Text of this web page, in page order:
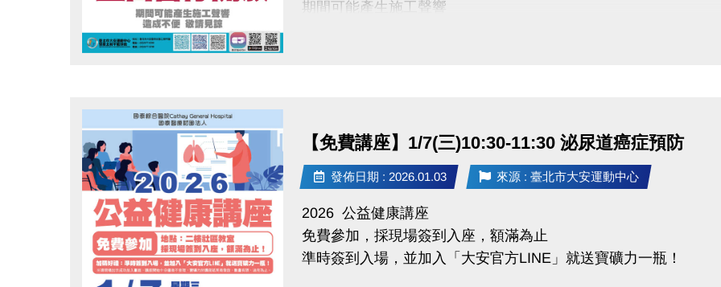
期間可能產生施工聲響
【免費講座】1/7(三)10:30-11:30 泌尿道癌症預防
發佈日期 : 2026.01.03 來源 : 臺北市大安運動中心
2026 公益健康講座
免費參加，採現場簽到入座，額滿為止
準時簽到入場，並加入「大安官方LINE」就送寶礦力一瓶！